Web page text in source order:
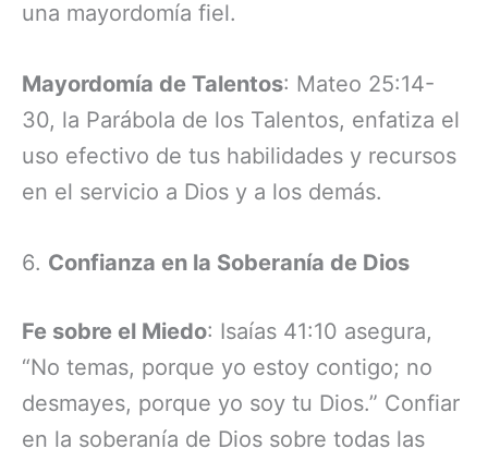
una mayordomía fiel.
Mayordomía de Talentos: Mateo 25:14-
30, la Parábola de los Talentos, enfatiza el
uso efectivo de tus habilidades y recursos
en el servicio a Dios y a los demás.
6. Confianza en la Soberanía de Dios
Fe sobre el Miedo: Isaías 41:10 asegura,
“No temas, porque yo estoy contigo; no
desmayes, porque yo soy tu Dios.” Confiar
en la soberanía de Dios sobre todas las